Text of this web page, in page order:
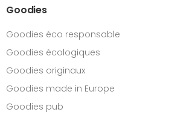
Goodies
Goodies éco responsable
Goodies écologiques
Goodies originaux
Goodies made in Europe
Goodies pub